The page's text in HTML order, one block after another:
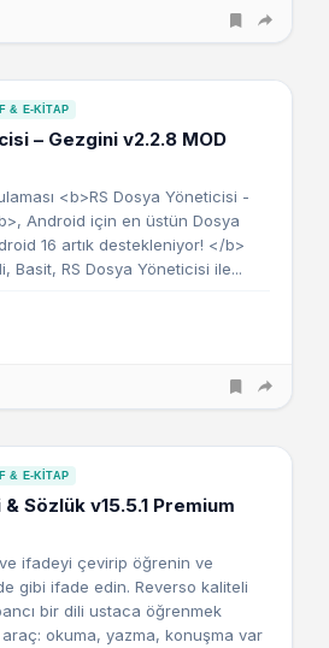
& E-KITAP
– Gezgini v2.2.8 MOD
<b>RS Dosya Yöneticisi -
Android için en üstün Dosya
16 artık destekleniyor! </b>
Basit, RS Dosya Yöneticisi ile...
& E-KITAP
Sözlük v15.5.1 Premium
ifadeyi çevirip öğrenin ve
gibi ifade edin. Reverso kaliteli
bir dili ustaca öğrenmek
okuma, yazma, konuşma var